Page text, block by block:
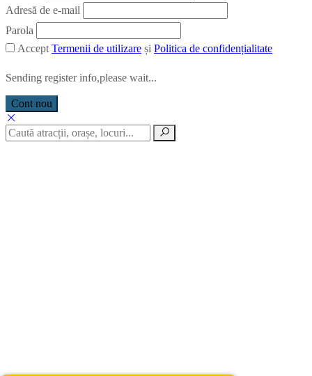
Adresă de e-mail
Parola
Accept Termenii de utilizare și Politica de confidențialitate
Sending register info,please wait...
Cont nou